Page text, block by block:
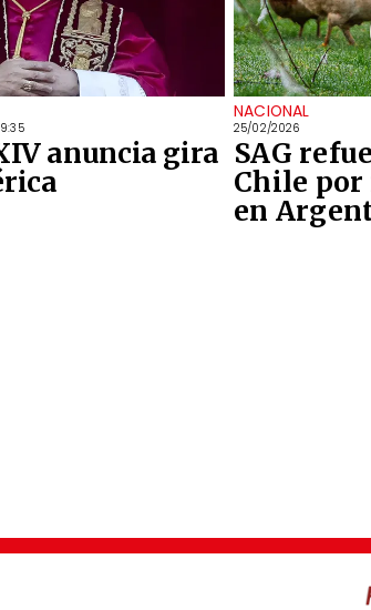
9:35
anuncia gira
NACIONAL
25/02/2026
SAG
Chile
en